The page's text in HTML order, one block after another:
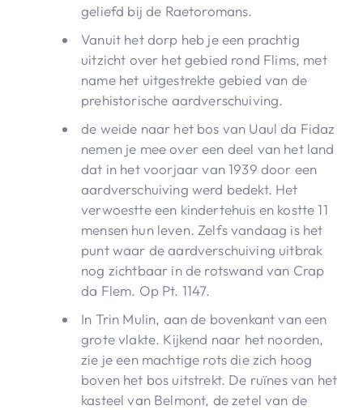
geliefd bij de Raetoromans.
Vanuit het dorp heb je een prachtig
uitzicht over het gebied rond Flims, met
name het uitgestrekte gebied van de
prehistorische aardverschuiving.
de weide naar het bos van Uaul da Fidaz
nemen je mee over een deel van het land
dat in het voorjaar van 1939 door een
aardverschuiving werd bedekt. ​​Het
verwoestte een kindertehuis en kostte 11
mensen hun leven. Zelfs vandaag is het
punt waar de aardverschuiving uitbrak
nog zichtbaar in de rotswand van Crap
da Flem. Op Pt. 1147.
In Trin Mulin, aan de bovenkant van een
grote vlakte. Kijkend naar het noorden,
zie je een machtige rots die zich hoog
boven het bos uitstrekt. De ruïnes van het
kasteel van Belmont, de zetel van de